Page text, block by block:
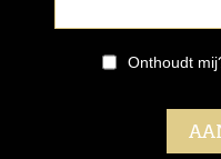
Onthoudt